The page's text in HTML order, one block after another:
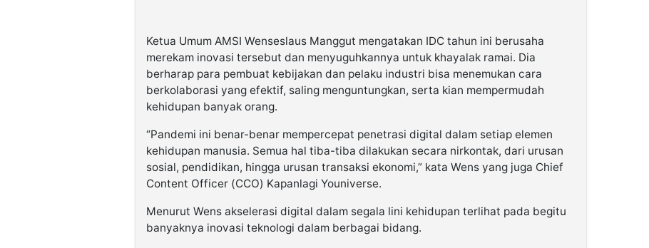
Ketua Umum AMSI Wenseslaus Manggut mengatakan IDC tahun ini berusaha
merekam inovasi tersebut dan menyuguhkannya untuk khayalak ramai. Dia
berharap para pembuat kebijakan dan pelaku industri bisa menemukan cara
berkolaborasi yang efektif, saling menguntungkan, serta kian mempermudah
kehidupan banyak orang.
“Pandemi ini benar-benar mempercepat penetrasi digital dalam setiap elemen
kehidupan manusia. Semua hal tiba-tiba dilakukan secara nirkontak, dari urusan
sosial, pendidikan, hingga urusan transaksi ekonomi,” kata Wens yang juga Chief
Content Officer (CCO) Kapanlagi Youniverse.
Menurut Wens akselerasi digital dalam segala lini kehidupan terlihat pada begitu
banyaknya inovasi teknologi dalam berbagai bidang.